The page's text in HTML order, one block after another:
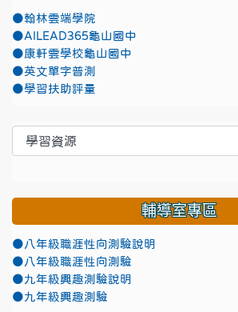
●翰林雲端學院
●AILEAD365龜山國中
●康軒雲學校龜山國中
●英文單字普測
●學習扶助評量
輔導室專區
●八年級職涯性向測驗說明
●八年級職涯性向測驗
●九年級興趣測驗說明
●九年級興趣測驗